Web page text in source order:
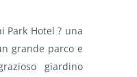
Park Hotel ? una
grande parco e
giardino